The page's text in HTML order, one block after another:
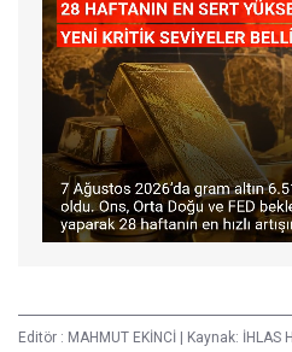
Editör : MAHMUT EKİNCİ Kaynak: İHLAS